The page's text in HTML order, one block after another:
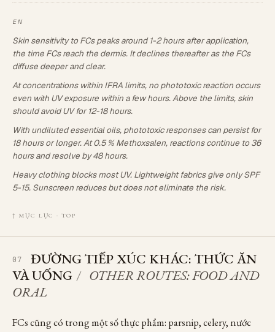
Skin sensitivity to FCs peaks around 1-2 hours after application,
the time FCs reach the dermis. It declines thereafter as the FCs
diffuse deeper and clear.
At concentrations within IFRA limits, no phototoxic reaction occurs
even with UV exposure within a few hours. Above the limits, skin
should avoid UV for 12-18 hours.
With undiluted essential oils, phototoxic responses can persist for
18 hours or longer. At 0.5 % Methoxsalen, reactions continue to 36
hours and resolve by 48 hours.
Heavy clothing blocks most UV. Lightweight fabrics give only SPF
5-15. Sunscreen reduces but does not eliminate the risk.
↑ MỤC LỤC · TOP
07
ĐƯỜNG TIẾP XÚC KHÁC: THỨC ĂN
VÀ UỐNG / OTHER ROUTES: FOOD AND
ORAL
FCs cũng có trong một số thực phẩm: parsnip, celery, nước